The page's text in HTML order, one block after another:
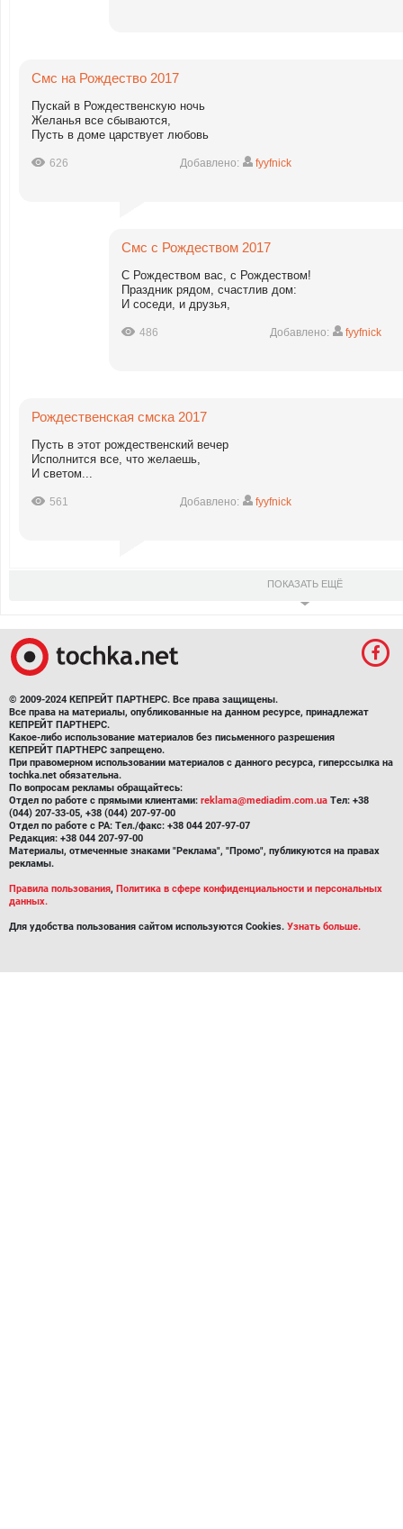
Смс на Рождество 2017
Пускай в Рождественскую ночь
Желанья все сбываются,
Пусть в доме царствует любовь
626 Добавлено: fyyfnick
Смс с Рождеством 2017
С Рождеством вас, с Рождеством!
Праздник рядом, счастлив дом:
И соседи, и друзья,
486 Добавлено: fyyfnick
Рождественская смска 2017
Пусть в этот рождественский вечер
Исполнится все, что желаешь,
И светом...
561 Добавлено: fyyfnick
ПОКАЗАТЬ ЕЩЁ
© 2009-2024 КЕПРЕЙТ ПАРТНЕРС. Все права защищены.
Все права на материалы, опубликованные на данном ресурсе, принадлежат
КЕПРЕЙТ ПАРТНЕРС.
Какое-либо использование материалов без письменного разрешения
КЕПРЕЙТ ПАРТНЕРС запрещено.
При правомерном использовании материалов с данного ресурса, гиперссылка на
tochka.net обязательна.
По вопросам рекламы обращайтесь:
Отдел по работе с прямыми клиентами: reklama@mediadim.com.ua Тел: +38
(044) 207-33-05, +38 (044) 207-97-00
Отдел по работе с РА: Тел./факс: +38 044 207-97-07
Редакция: +38 044 207-97-00
Материалы, отмеченные знаками "Реклама", "Промо", публикуются на правах
рекламы.
Правила пользования, Политика в сфере конфиденциальности и персональных
данных.
Для удобства пользования сайтом используются Cookies. Узнать больше.